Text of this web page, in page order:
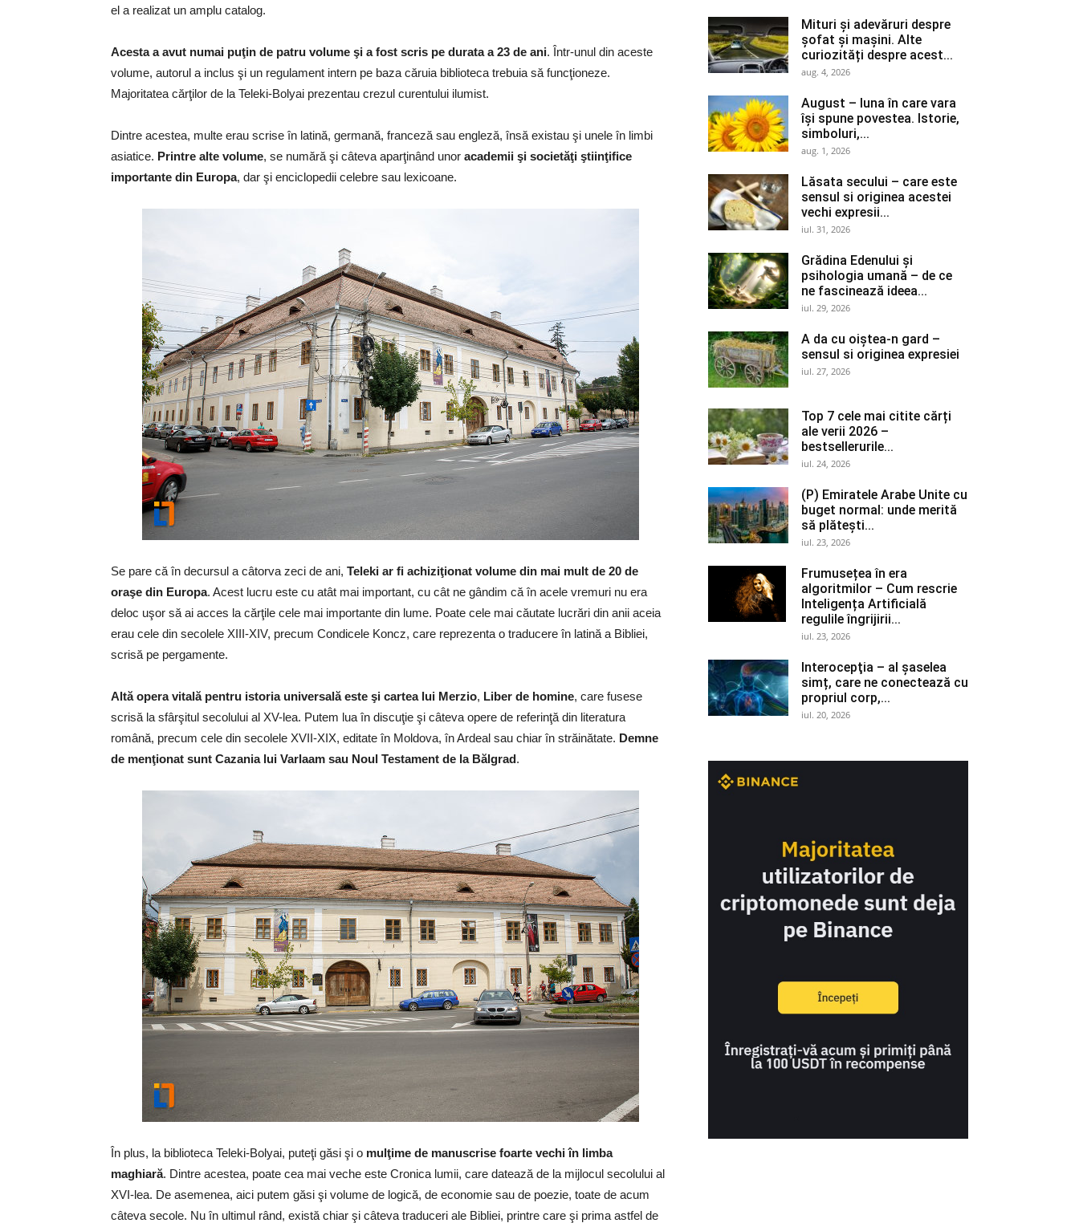
el a realizat un amplu catalog.
Acesta a avut numai puţin de patru volume şi a fost scris pe durata a 23 de ani. Într-unul din aceste
volume, autorul a inclus şi un regulament intern pe baza căruia biblioteca trebuia să funcţioneze.
Majoritatea cărţilor de la Teleki-Bolyai prezentau crezul curentului ilumist.
Dintre acestea, multe erau scrise în latină, germană, franceză sau engleză, însă existau şi unele în limbi
asiatice. Printre alte volume, se numără şi câteva aparţinând unor academii şi societăţi ştiinţifice
importante din Europa, dar şi enciclopedii celebre sau lexicoane.
Se pare că în decursul a câtorva zeci de ani, Teleki ar fi achiziţionat volume din mai mult de 20 de
oraşe din Europa. Acest lucru este cu atât mai important, cu cât ne gândim că în acele vremuri nu era
deloc uşor să ai acces la cărţile cele mai importante din lume. Poate cele mai căutate lucrări din anii aceia
erau cele din secolele XIII-XIV, precum Condicele Koncz, care reprezenta o traducere în latină a Bibliei,
scrisă pe pergamente.
Altă opera vitală pentru istoria universală este şi cartea lui Merzio, Liber de homine, care fusese
scrisă la sfârşitul secolului al XV-lea. Putem lua în discuţie şi câteva opere de referinţă din literatura
română, precum cele din secolele XVII-XIX, editate în Moldova, în Ardeal sau chiar în străinătate. Demne
de menţionat sunt Cazania lui Varlaam sau Noul Testament de la Bălgrad.
În plus, la biblioteca Teleki-Bolyai, puteţi găsi şi o mulţime de manuscrise foarte vechi în limba
maghiară. Dintre acestea, poate cea mai veche este Cronica lumii, care datează de la mijlocul secolului al
XVI-lea. De asemenea, aici putem găsi şi volume de logică, de economie sau de poezie, toate de acum
câteva secole. Nu în ultimul rând, există chiar şi câteva traduceri ale Bibliei, printre care şi prima astfel de
Mituri și adevăruri despre
șofat și mașini. Alte
curiozități despre acest...
aug. 4, 2026
August – luna în care vara
își spune povestea. Istorie,
simboluri,...
aug. 1, 2026
Lăsata secului – care este
sensul si originea acestei
vechi expresii...
iul. 31, 2026
Grădina Edenului și
psihologia umană – de ce
ne fascinează ideea...
iul. 29, 2026
A da cu oiștea-n gard –
sensul si originea expresiei
iul. 27, 2026
Top 7 cele mai citite cărți
ale verii 2026 –
bestsellerurile...
iul. 24, 2026
(P) Emiratele Arabe Unite cu
buget normal: unde merită
să plătești...
iul. 23, 2026
Frumusețea în era
algoritmilor – Cum rescrie
Inteligența Artificială
regulile îngrijirii...
iul. 23, 2026
Interocepţia – al șaselea
simț, care ne conectează cu
propriul corp,...
iul. 20, 2026